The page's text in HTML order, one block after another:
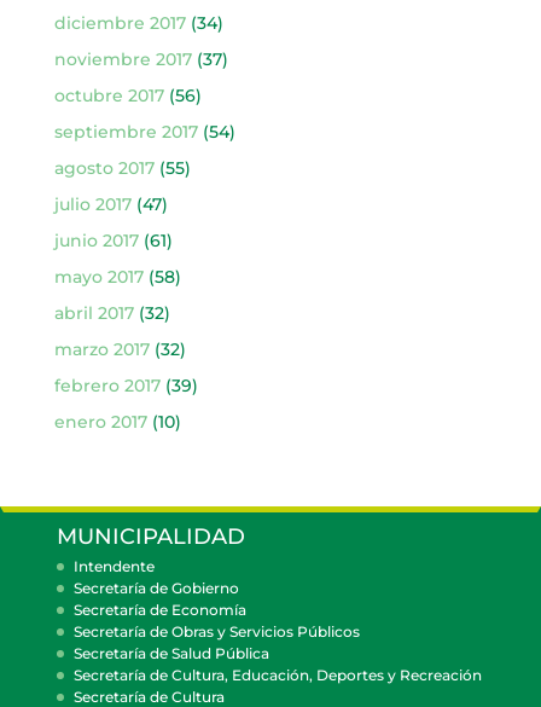
diciembre 2017(34)
noviembre 2017(37)
octubre 2017(56)
septiembre 2017(54)
agosto 2017(55)
julio 2017(47)
junio 2017(61)
mayo 2017(58)
abril 2017(32)
marzo 2017(32)
febrero 2017(39)
enero 2017(10)
MUNICIPALIDAD
Intendente
Secretaría de Gobierno
Secretaría de Economía
Secretaría de Obras y Servicios Públicos
Secretaría de Salud Pública
Secretaría de Cultura, Educación, Deportes y Recreación
Secretaría de Cultura